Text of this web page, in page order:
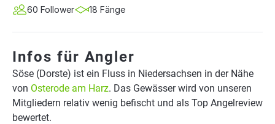
60 Follower 18 Fänge
Infos für Angler
Söse (Dorste) ist ein Fluss in Niedersachsen in der Nähe
von Osterode am Harz. Das Gewässer wird von unseren
Mitgliedern relativ wenig befischt und als Top Angelreview
bewertet.